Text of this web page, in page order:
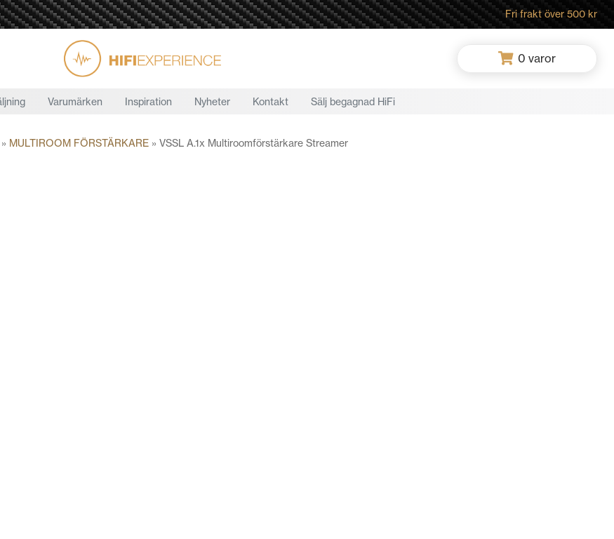
Fri frakt över 500 kr
0 varor
Varumärken Inspiration Nyheter Kontakt Sälj begagnad HiFi
» MULTIROOM FÖRSTÄRKARE » VSSL A.1x Multiroomförstärkare Streamer